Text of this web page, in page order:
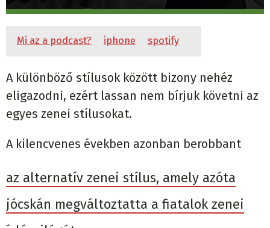
Mi az a podcast? iphone spotify
A különböző stílusok között bizony nehéz
eligazodni, ezért lassan nem bírjuk követni az
egyes zenei stílusokat.
A kilencvenes években azonban berobbant
az alternatív zenei stílus, amely azóta
jócskán megváltoztatta a fiatalok zenei